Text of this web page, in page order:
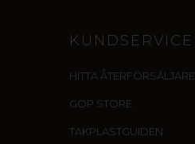
KUNDSERVICE
HITTA ÅTERFÖRSÄLJARE
GOP STORE
TAKPLASTGUIDEN